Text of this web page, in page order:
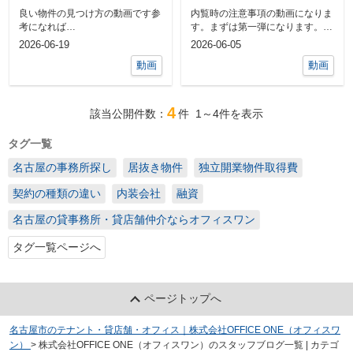
良い物件の見つけ方の動画です参
考になれば
(^^♪https://www.instagram.com/...
2026-06-19
動画
内覧時の注意事項の動画になりま
す。まずは第一弾になります。
https://www.instagram...
2026-06-05
動画
該当公開件数： 4件 1～4件を表示
タグ一覧
名古屋の事務所探し
居抜き物件 独立開業物件取得費
契約の種類の違い 内装会社 融資
名古屋の貸事務所・貸店舗仲介ならオフィスワン
タグ一覧ページへ
ページトップへ
名古屋市のテナント・貸店舗・オフィス｜株式会社OFFICE ONE（オフィスワ
ン）
> 株式会社OFFICE ONE（オフィスワン）のスタッフブログ一覧 | カテゴ